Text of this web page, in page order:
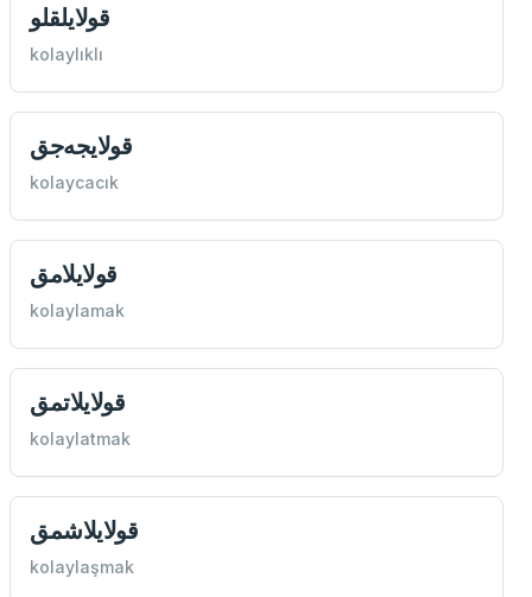
قولايلقلو
kolaylıklı
قولايجه‌جق
kolaycacık
قولايلامق
kolaylamak
قولايلاتمق
kolaylatmak
قولايلاشمق
kolaylaşmak